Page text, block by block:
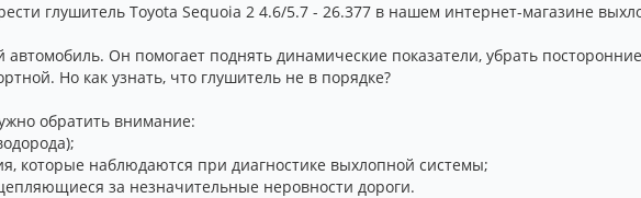
глушитель Toyota Sequoia 2 4.6/5.7 - 26.377 в нашем интернет-магазине
Он помогает поднять динамические показатели, убрать
Но как узнать, что глушитель не в порядке?
обратить внимание:
которые наблюдаются при диагностике выхлопной системы;
за незначительные неровности дороги.